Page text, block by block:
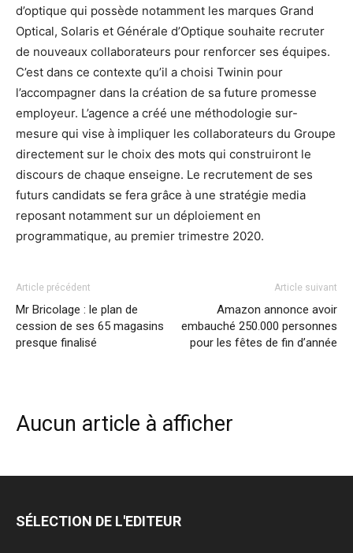
d’optique qui possède notamment les marques Grand
Optical, Solaris et Générale d’Optique souhaite recruter
de nouveaux collaborateurs pour renforcer ses équipes.
C’est dans ce contexte qu’il a choisi Twinin pour
l’accompagner dans la création de sa future promesse
employeur. L’agence a créé une méthodologie sur-
mesure qui vise à impliquer les collaborateurs du Groupe
directement sur le choix des mots qui construiront le
discours de chaque enseigne. Le recrutement de ses
futurs candidats se fera grâce à une stratégie media
reposant notamment sur un déploiement en
programmatique, au premier trimestre 2020.
Article précédent
Mr Bricolage : le plan de
cession de ses 65 magasins
presque finalisé
Article suivant
Amazon annonce avoir
embauché 250.000 personnes
pour les fêtes de fin d’année
Aucun article à afficher
SÉLECTION DE L'EDITEUR